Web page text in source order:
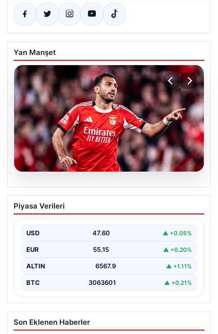
Yan Manşet
05.08.2026
Fenerbahçe’den hücum hattına dev
hamle! Benfica’nın gol makinesi
Piyasa Verileri
USD 47.60 ▲ +0.05%
EUR 55.15 ▲ +0.20%
ALTIN 6567.9 ▲ +1.11%
BTC 3063601 ▲ +0.21%
Son Eklenen Haberler